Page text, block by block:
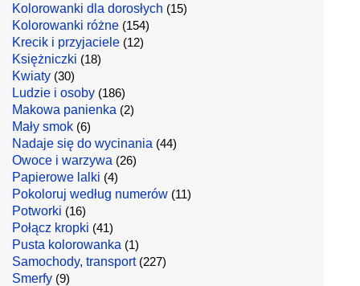
Kolorowanki dla dorosłych (15)
Kolorowanki różne (154)
Krecik i przyjaciele (12)
Księżniczki (18)
Kwiaty (30)
Ludzie i osoby (186)
Makowa panienka (2)
Mały smok (6)
Nadaje się do wycinania (44)
Owoce i warzywa (26)
Papierowe lalki (4)
Pokoloruj według numerów (11)
Potworki (16)
Połącz kropki (41)
Pusta kolorowanka (1)
Samochody, transport(227)
Smerfy (9)